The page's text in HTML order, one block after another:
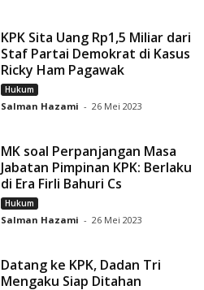
KPK Sita Uang Rp1,5 Miliar dari
Staf Partai Demokrat di Kasus
Ricky Ham Pagawak
Hukum
Salman Hazami - 26 Mei 2023
MK soal Perpanjangan Masa
Jabatan Pimpinan KPK: Berlaku
di Era Firli Bahuri Cs
Hukum
Salman Hazami - 26 Mei 2023
Datang ke KPK, Dadan Tri
Mengaku Siap Ditahan